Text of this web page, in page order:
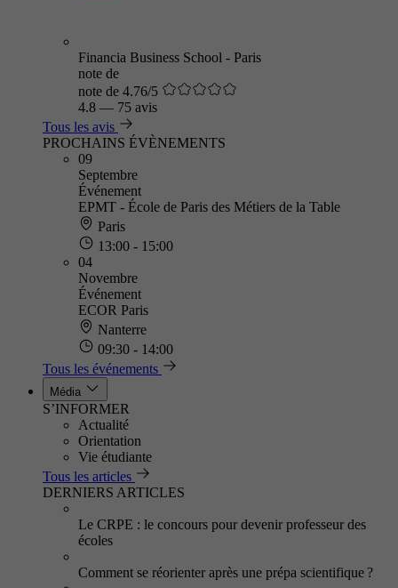
Financia Business School - Paris
note de
note de 4.76/5
4.8 — 75 avis
Tous les avis
PROCHAINS ÉVÈNEMENTS
09
Septembre
Événement
EPMT - École de Paris des Métiers de la Table
Paris
13:00 - 15:00
04
Novembre
Événement
ECOR Paris
Nanterre
09:30 - 14:00
Tous les événements
Média
S’INFORMER
Actualité
Orientation
Vie étudiante
Tous les articles
DERNIERS ARTICLES
Le CRPE : le concours pour devenir professeur des
écoles
Comment se réorienter après une prépa scientifique ?